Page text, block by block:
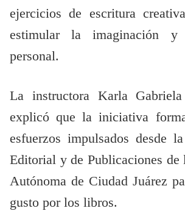
ejercicios de escritura
estimular la imaginación y
personal.
La instructora Karla
explicó que la iniciativa
esfuerzos impulsados desde
Editorial y de Publicaciones de
Autónoma de Ciudad Juárez
gusto por los libros.